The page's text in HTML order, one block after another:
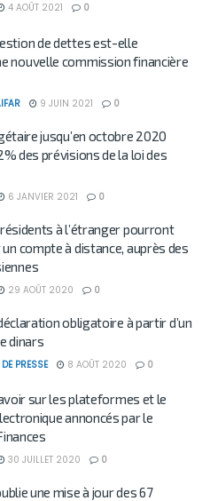
4 AOÛT 2021 0
de dettes est-elle
nouvelle commission financière
9 JUIN 2021 0
jusqu’en octobre 2020
des prévisions de la loi des
6 JANVIER 2021 0
à l’étranger pourront
compte à distance, auprès des
29 AOÛT 2020 0
obligatoire à partir d’un
dinars
PRESSE 8 AOÛT 2020 0
sur les plateformes et le
annoncés par le
30 JUILLET 2020 0
une mise à jour des 67